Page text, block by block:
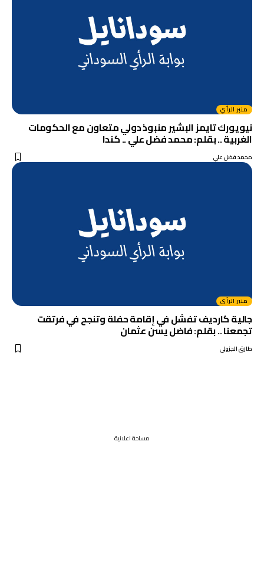
منبر الرأي
نيويورك تايمز البشير منبوذ دولي متعاون مع الحكومات
الغربية .. بقلم: محمد فضل علي .. كندا
محمد فضل علي
منبر الرأي
جالية كارديف تفشل في إقامة حفلة وتنجح في فرتقت
تجمعنا .. بقلم: فاضل يسن عثمان
طارق الجزولي
مساحة اعلانية